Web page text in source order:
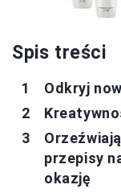
Spis treści
Odkryj
przepisy
okazję